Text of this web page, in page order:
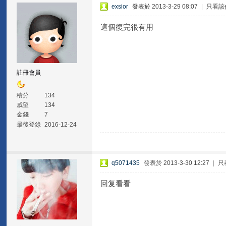
註冊會員
積分
134
威望
134
金錢
7
最後登錄 2016-12-24
exsior 發表於 2013-3-29 08:07 只看該
這個復完很有用
q5071435 發表於 2013-3-30 12:27 只
回复看看